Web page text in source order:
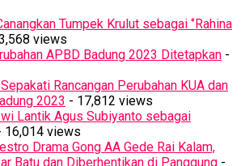
Tumpek Krulut sebagai ‘’Rahina
views
APBD Badung 2023 Ditetapkan -
Rancangan Perubahan KUA dan
2023 - 17,812 views
Lantik Agus Subiyanto sebagai
16,014 views
Drama Gong AA Gede Rai Kalam,
Batu dan Diberhentikan di Panggung -